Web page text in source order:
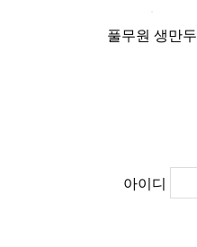
풀무원 생만두
아이디